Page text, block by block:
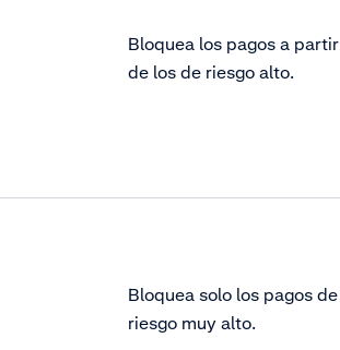
Bloquea los pagos a partir
de los de riesgo alto.
Bloquea solo los pagos de
riesgo muy alto.